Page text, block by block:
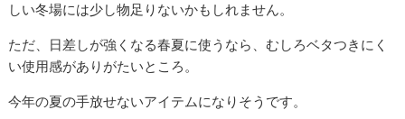
しい冬場には少し物足りないかもしれません。
ただ、日差しが強くなる春夏に使うなら、むしろベタつきにく
い使用感がありがたいところ。
今年の夏の手放せないアイテムになりそうです。